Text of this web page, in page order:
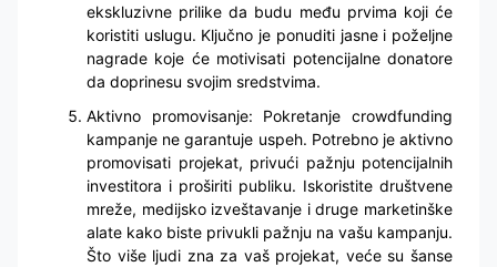
ekskluzivne prilike da budu među prvima koji će
koristiti uslugu. Ključno je ponuditi jasne i poželjne
nagrade koje će motivisati potencijalne donatore
da doprinesu svojim sredstvima.
Aktivno promovisanje: Pokretanje crowdfunding
kampanje ne garantuje uspeh. Potrebno je aktivno
promovisati projekat, privući pažnju potencijalnih
investitora i proširiti publiku. Iskoristite društvene
mreže, medijsko izveštavanje i druge marketinške
alate kako biste privukli pažnju na vašu kampanju.
Što više ljudi zna za vaš projekat, veće su šanse